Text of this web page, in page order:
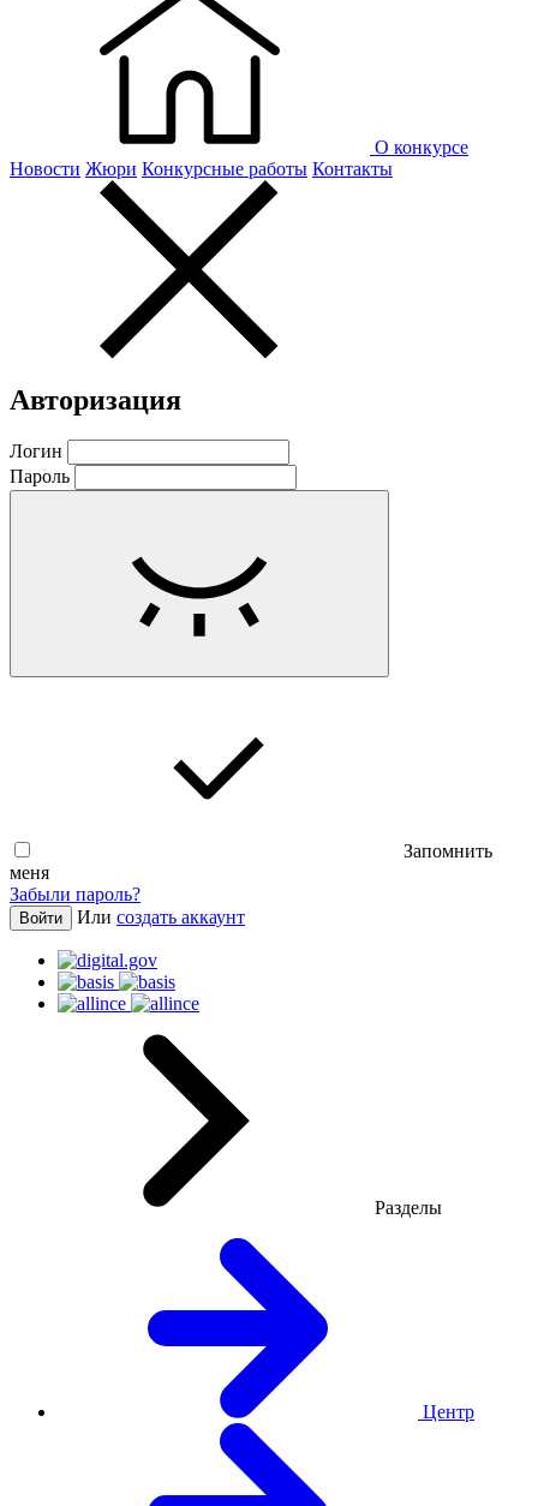
О конкурсе
Новости Жюри Конкурсные работы Контакты
Авторизация
Логин
Пароль
Запомнить
меня
Забыли пароль?
Войти Или создать аккаунт
Разделы
Центр